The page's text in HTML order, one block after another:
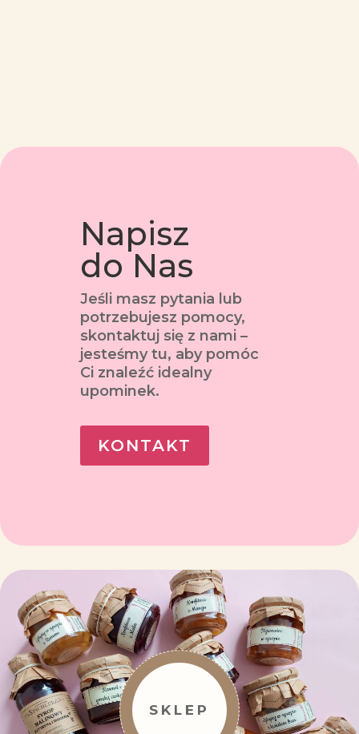
Napisz
do Nas
Jeśli masz pytania lub
potrzebujesz pomocy,
skontaktuj się z nami –
jesteśmy tu, aby pomóc
Ci znaleźć idealny
upominek.
KONTAKT
SKLEP